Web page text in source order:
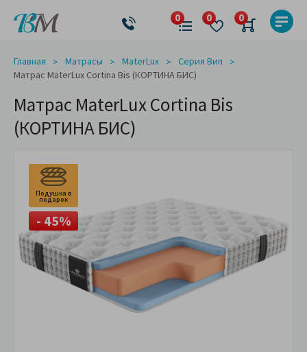
Главная Матрасы MaterLux
Серия Вип
Матрас MaterLux Cortina Bis (КОРТИНА БИС)
Матрас MaterLux Cortina Bis
(КОРТИНА БИС)
Подушка в
подарок
- 45%